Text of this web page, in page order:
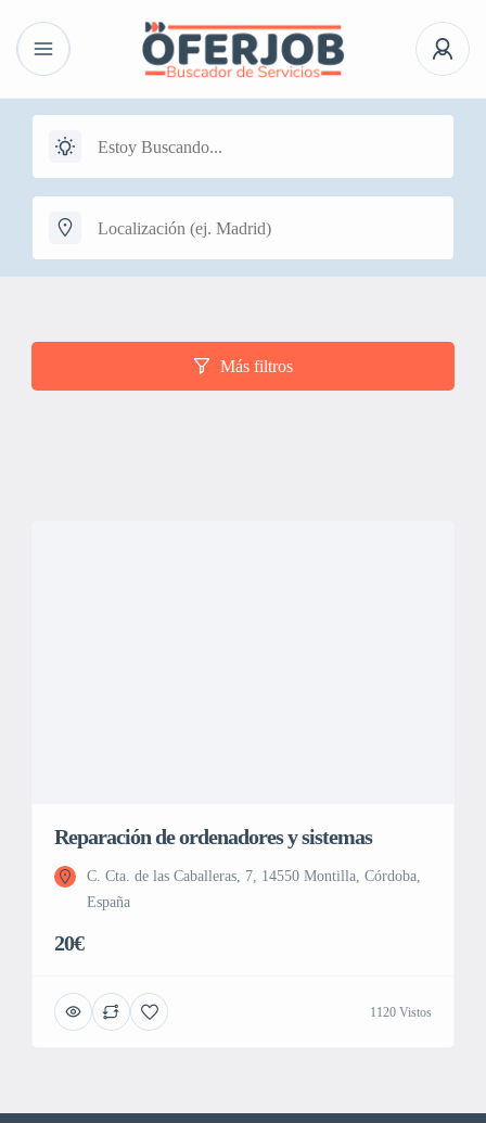
Más filtros
Reparación de ordenadores y sistemas
C. Cta. de las Caballeras, 7, 14550 Montilla, Córdoba,
España
20€
1120 Vistos